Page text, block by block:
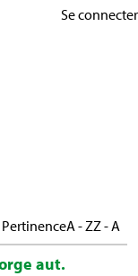
Se connecter
PertinenceA - ZZ - A
aut.